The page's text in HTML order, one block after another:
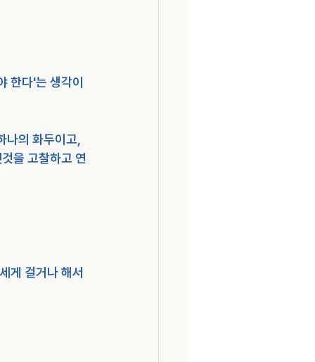
한다'는 생각이
나의 화두이고,
을 고찰하고 연
게 걸거나 해서